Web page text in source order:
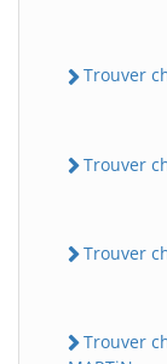
Trouver
Trouver
Trouver
Trouver